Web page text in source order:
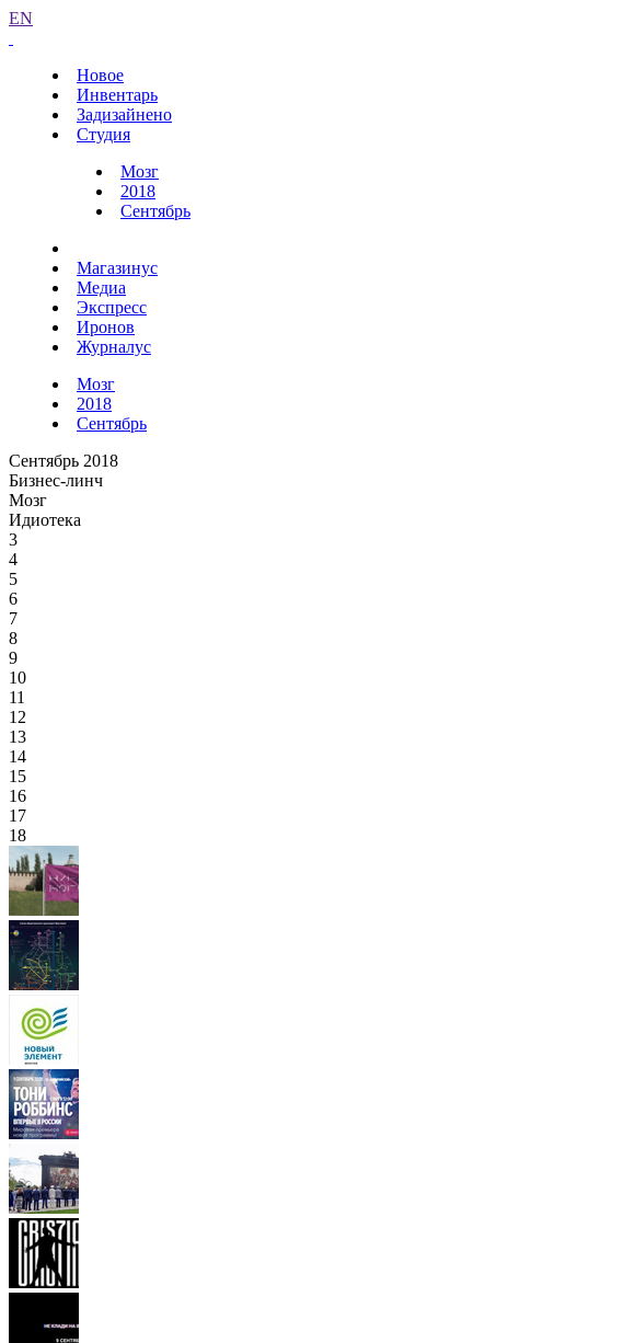
EN
Новое
Инвентарь
Задизайнено
Студия
Мозг
2018
Сентябрь
Магазинус
Медиа
Экспресс
Иронов
Журналус
Мозг
2018
Сентябрь
Сентябрь 2018
Бизнес-линч
Мозг
Идиотека
3
4
5
6
7
8
9
10
11
12
13
14
15
16
17
18